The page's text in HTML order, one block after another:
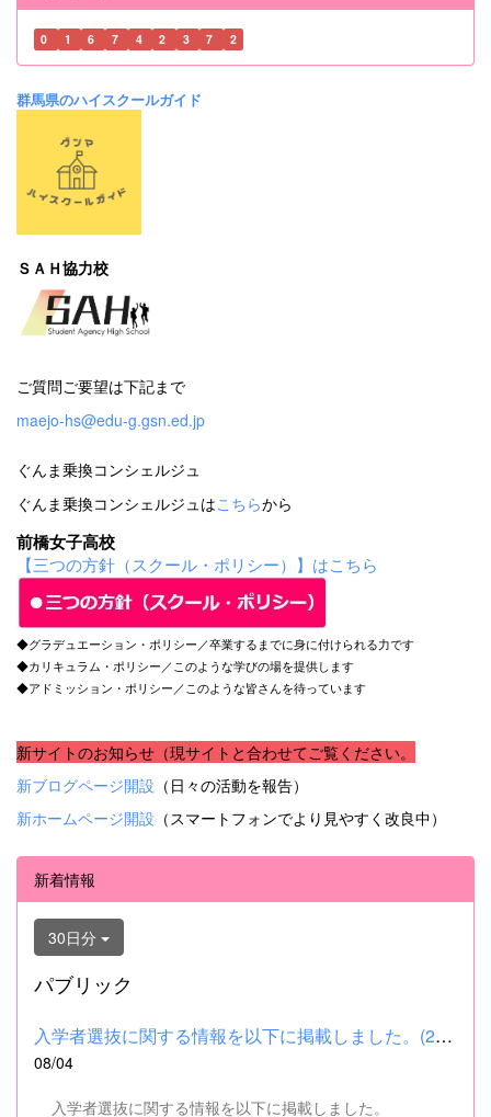
0 1 6 7 4 2 3 7 2
群馬県のハイスクールガイド
ＳＡＨ協力校
ご質問ご要望は下記まで
maejo-hs@edu-g.gsn.ed.jp
ぐんま乗換コンシェルジュ
ぐんま乗換コンシェルジュはこちらから
前橋女子高校
【三つの方針（スクール・ポリシー）】はこちら
◆グラデュエーション・ポリシー／卒業するまでに身に付けられる力です
◆カリキュラム・ポリシー／このような学びの場を提供します
◆アドミッション・ポリシー／このような皆さんを待っています
新サイトのお知らせ（現サイトと合わせてご覧ください。
新ブログページ開設 （日々の活動を報告）
新ホームページ開設 （スマートフォンでより見やすく改良中）
新着情報
30日分
パブリック
入学者選抜に関する情報を以下に掲載しました。(2026.8.4) ■令和...
08/04
入学者選抜に関する情報を以下に掲載しました。